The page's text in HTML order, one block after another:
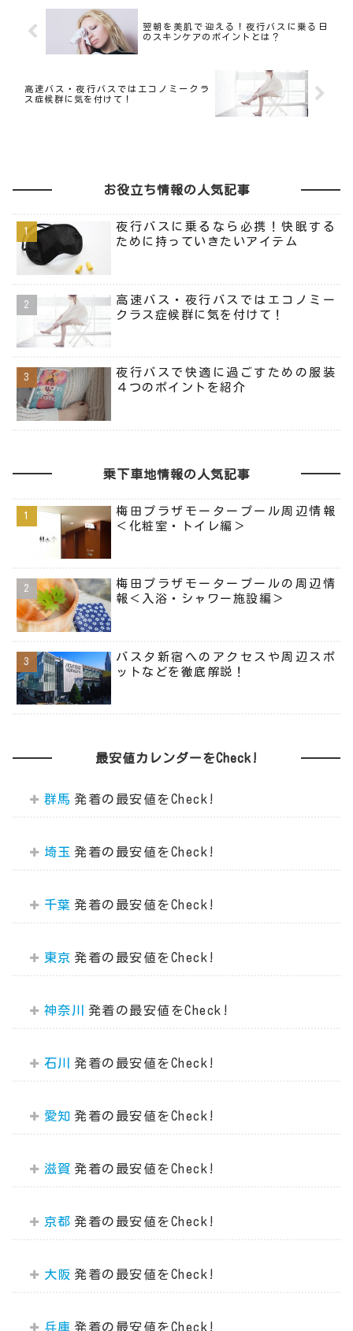
翌朝を美肌で迎える！夜行バスに乗る日
のスキンケアのポイントとは？
高速バス・夜行バスではエコノミークラ
ス症候群に気を付けて！
お役立ち情報の人気記事
夜行バスに乗るなら必携！快眠する
ために持っていきたいアイテム
高速バス・夜行バスではエコノミー
クラス症候群に気を付けて！
夜行バスで快適に過ごすための服装
４つのポイントを紹介
乗下車地情報の人気記事
梅田プラザモータープール周辺情報
＜化粧室・トイレ編＞
梅田プラザモータープールの周辺情
報＜入浴・シャワー施設編＞
バスタ新宿へのアクセスや周辺スポ
ットなどを徹底解説！
最安値カレンダーをCheck!
群馬
埼玉
千葉
東京
神奈川
石川
愛知
滋賀
京都
大阪
兵庫